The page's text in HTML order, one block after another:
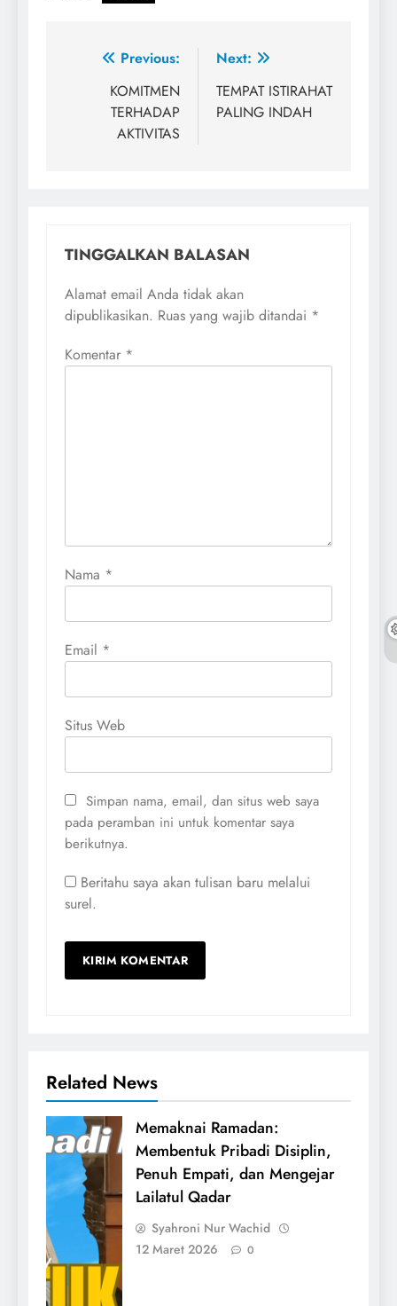
NavigasiPrevious:
KOMITMEN
TERHADAP
AKTIVITAS
Next:
TEMPAT ISTIRAHAT
PALING INDAH
TINGGALKAN BALASAN
Alamat email Anda tidak akan
dipublikasikan. Ruas yang wajib ditandai *
Komentar *
Nama *
Email *
Situs Web
Simpan nama, email, dan situs web saya
pada peramban ini untuk komentar saya
berikutnya.
Beritahu saya akan tulisan baru melalui
surel.
Related News
Memaknai Ramadan:
Membentuk Pribadi Disiplin,
Penuh Empati, dan Mengejar
Lailatul Qadar
Syahroni Nur Wachid
12 Maret 2026
0